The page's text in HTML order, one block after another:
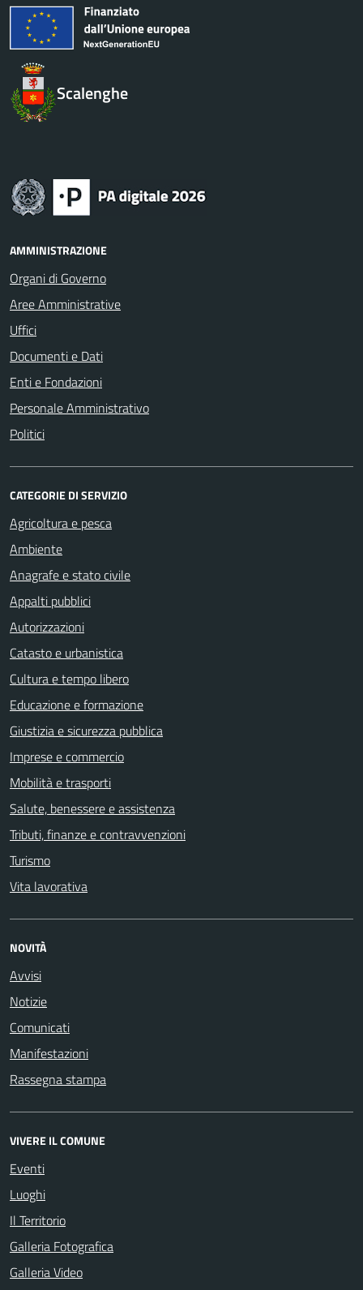
Scalenghe
AMMINISTRAZIONE
Organi di Governo
Aree Amministrative
Uffici
Documenti e Dati
Enti e Fondazioni
Personale Amministrativo
Politici
CATEGORIE DI SERVIZIO
Agricoltura e pesca
Ambiente
Anagrafe e stato civile
Appalti pubblici
Autorizzazioni
Catasto e urbanistica
Cultura e tempo libero
Educazione e formazione
Giustizia e sicurezza pubblica
Imprese e commercio
Mobilità e trasporti
Salute, benessere e assistenza
Tributi, finanze e contravvenzioni
Turismo
Vita lavorativa
NOVITÀ
Avvisi
Notizie
Comunicati
Manifestazioni
Rassegna stampa
VIVERE IL COMUNE
Eventi
Luoghi
Il Territorio
Galleria Fotografica
Galleria Video